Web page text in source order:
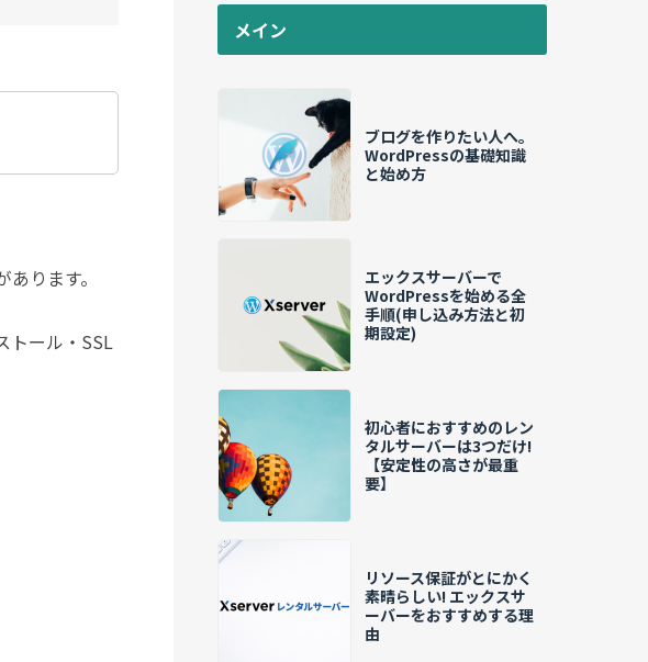
ります。
トール・SSL
メイン
ブログを作りたい人へ。
WordPressの基礎知識
と始め方
エックスサーバーで
WordPressを始める全
手順(申し込み方法と初
期設定)
初心者におすすめのレン
タルサーバーは3つだけ!
【安定性の高さが最重
要】
リソース保証がとにかく
素晴らしい! エックスサ
ーバーをおすすめする理
由